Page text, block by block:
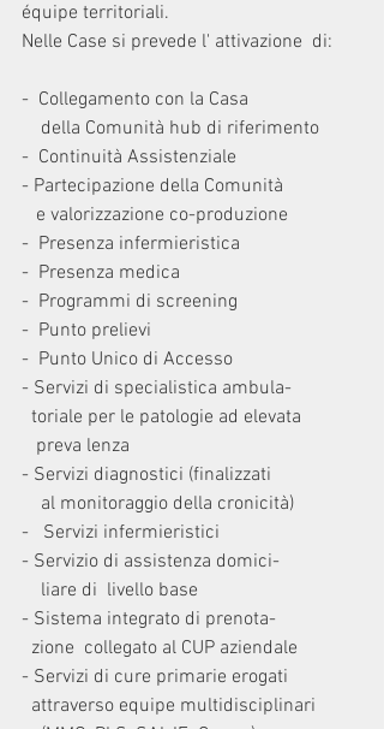
équipe territoriali.
Nelle Case si prevede l' attivazione  di:
-  Collegamento con la Casa
    della Comunità hub di riferimento
-  Continuità Assistenziale
- Partecipazione della Comunità
   e valorizzazione co-produzione
-  Presenza infermieristica
-  Presenza medica
-  Programmi di screening
-  Punto prelievi
-  Punto Unico di Accesso
- Servizi di specialistica ambula-
  toriale per le patologie ad elevata
   preva lenza
- Servizi diagnostici (finalizzati
    al monitoraggio della cronicità)
-   Servizi infermieristici
- Servizio di assistenza domici-
    liare di  livello base
- Sistema integrato di prenota-
  zione  collegato al CUP aziendale
- Servizi di cure primarie erogati
  attraverso equipe multidisciplinari